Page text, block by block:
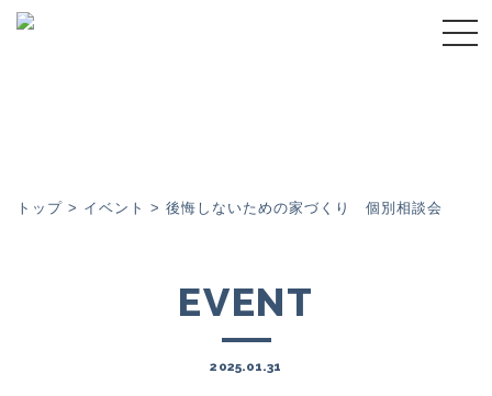
スーパーウォール工法
イベント
コラム
トップ > イベント > 後悔しないための家づくり 個別相談会
EVENT
2025.01.31